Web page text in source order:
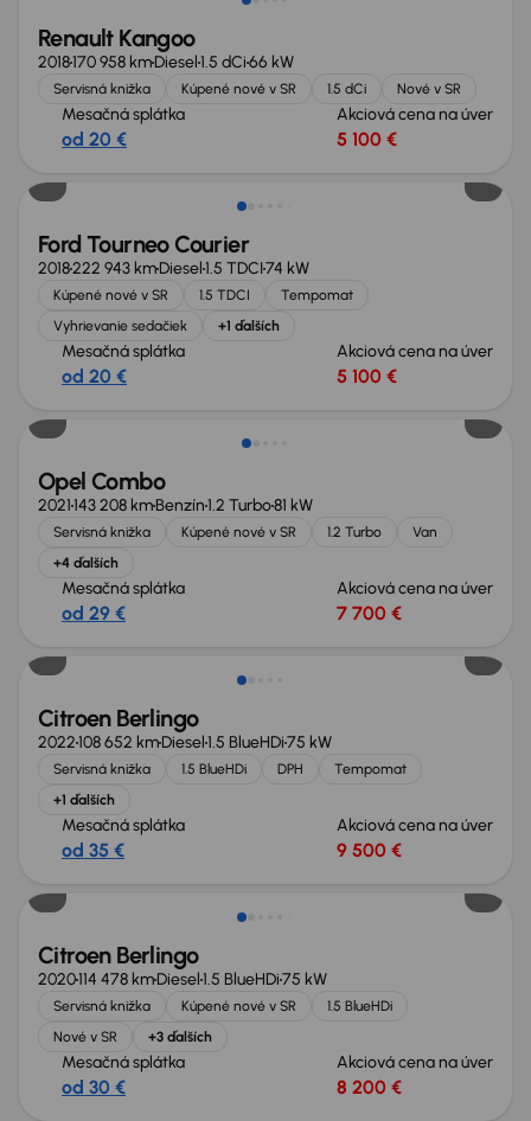
Renault Kangoo
2018170 958 kmDiesel1.5 dCi66 kW
Servisná knižka Kúpené nové v SR 1.5 dCi Nové v SR
Mesačná splátka
od 20 €
Akciová cena na úver
5 100 €
Zlacnené o 500 €
Ford Tourneo Courier
2018222 943 kmDiesel1.5 TDCI74 kW
Kúpené nové v SR 1.5 TDCI
Tempomat
Vyhrievanie sedačiek
+1 ďalších
Mesačná splátka
od 20 €
Akciová cena na úver
5 100 €
Zlacnené o 600 €
Opel Combo
2021143 208 kmBenzín1.2 Turbo81 kW
Servisná knižka Kúpené nové v SR 1.2 Turbo
Van
+4 ďalších
Mesačná splátka
od 29 €
Akciová cena na úver
7 700 €
Zlacnené o 500 €
Citroen Berlingo
2022108 652 kmDiesel1.5 BlueHDi75 kW
Servisná knižka 1.5 BlueHDi DPH
Tempomat
+1 ďalších
Mesačná splátka
od 35 €
Akciová cena na úver
9 500 €
Nové v ponuke
Citroen Berlingo
2020114 478 kmDiesel1.5 BlueHDi75 kW
Servisná knižka Kúpené nové v SR
1.5 BlueHDi
Nové v SR
+3 ďalších
Mesačná splátka
od 30 €
Akciová cena na úver
8 200 €
Zlacnené o 500 €